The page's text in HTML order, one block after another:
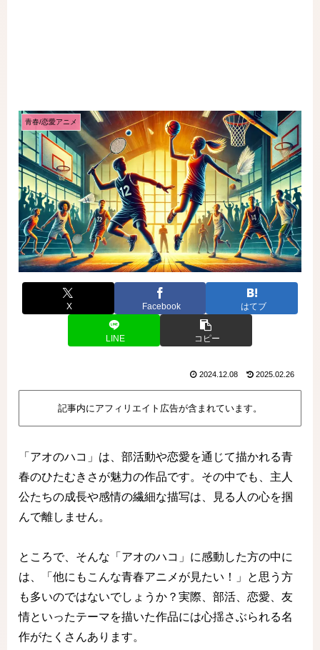
青春/恋愛アニメ
X Facebook はてブ
LINE コピー
2024.12.08 2025.02.26
記事内にアフィリエイト広告が含まれています。
「アオのハコ」は、部活動や恋愛を通じて描かれる青
春のひたむきさが魅力の作品です。その中でも、主人
公たちの成長や感情の繊細な描写は、見る人の心を掴
んで離しません。
ところで、そんな「アオのハコ」に感動した方の中に
は、「他にもこんな青春アニメが見たい！」と思う方
も多いのではないでしょうか？実際、部活、恋愛、友
情といったテーマを描いた作品には心揺さぶられる名
作がたくさんあります。